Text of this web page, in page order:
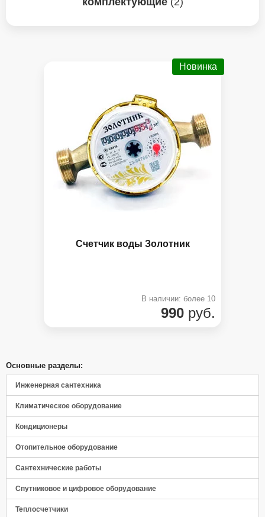
Новинка
Счетчик воды Золотник
В наличии: более 10
990 руб.
Основные разделы:
Инженерная сантехника
Климатическое оборудование
Кондиционеры
Отопительное оборудование
Сантехнические работы
Спутниковое и цифровое оборудование
Теплосчетчики